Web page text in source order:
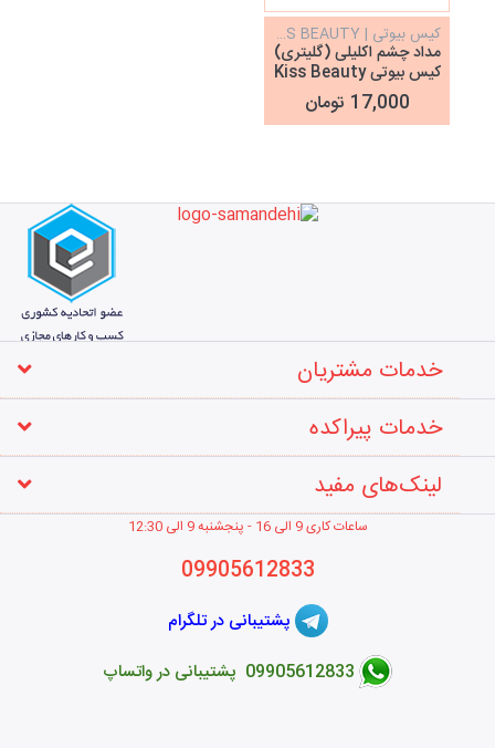
کیس بیوتی | KISS BEAUTY
مداد چشم اکلیلی (گلیتری)
کیس بیوتی Kiss Beauty
17,000 تومان
خدمات مشتریان
خدمات پیراکده
لینک‌های مفید
ساعات کاری 9 الی 16 - پنجشنبه 9 الی 12 :30
09905612833
پشتیبانی در تلگرام
09905612833 پشتیبانی در واتساپ